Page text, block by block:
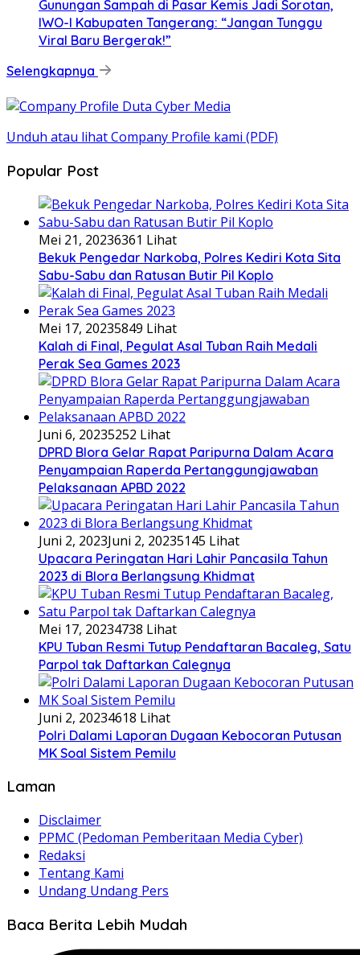
Gunungan Sampah di Pasar Kemis Jadi Sorotan,
IWO-I Kabupaten Tangerang: “Jangan Tunggu
Viral Baru Bergerak!”
Selengkapnya
Unduh atau lihat Company Profile kami (PDF)
Popular Post
Mei 21, 20236361 Lihat
Bekuk Pengedar Narkoba, Polres Kediri Kota Sita
Sabu-Sabu dan Ratusan Butir Pil Koplo
Mei 17, 20235849 Lihat
Kalah di Final, Pegulat Asal Tuban Raih Medali
Perak Sea Games 2023
Juni 6, 20235252 Lihat
DPRD Blora Gelar Rapat Paripurna Dalam Acara
Penyampaian Raperda Pertanggungjawaban
Pelaksanaan APBD 2022
Juni 2, 2023Juni 2, 20235145 Lihat
Upacara Peringatan Hari Lahir Pancasila Tahun
2023 di Blora Berlangsung Khidmat
Mei 17, 20234738 Lihat
KPU Tuban Resmi Tutup Pendaftaran Bacaleg, Satu
Parpol tak Daftarkan Calegnya
Juni 2, 20234618 Lihat
Polri Dalami Laporan Dugaan Kebocoran Putusan
MK Soal Sistem Pemilu
Laman
Disclaimer
PPMC (Pedoman Pemberitaan Media Cyber)
Redaksi
Tentang Kami
Undang Undang Pers
Baca Berita Lebih Mudah